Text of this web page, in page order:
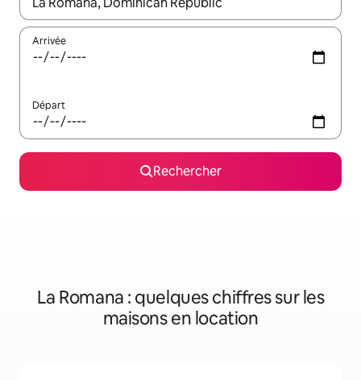
Arrivée
Départ
Rechercher
La Romana : quelques chiffres sur les
maisons en location